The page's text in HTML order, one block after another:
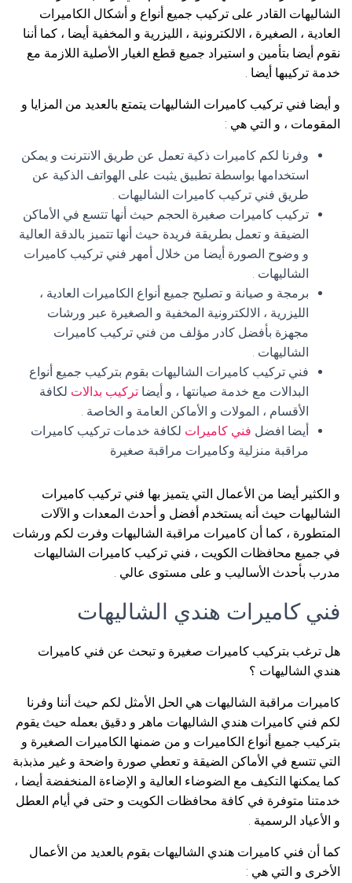
الشاليهات القادر على تركيب جميع أنواع و أشكال الكاميرات
العادية ، الصغيرة ، الالكترونية ، الليزرية و المخفية أيضا ، كما أننا
نقوم أيضا بتأمين و استيراد جميع قطع الغيار الأصلية اللازمة مع
خدمة تركيبها أيضا .
و أيضا فني تركيب كاميرات الشاليهات يتمتع بالعديد من المزايا و
المقومات ، و التي هي :
وفرنا لكم كاميرات ذكية تعمل عن طريق الانترنت و يمكن
استخدامها بواسطة تطبيق يثبت على الهواتف الذكية عن
طريق فني تركيب كاميرات الشاليهات .
تركيب كاميرات صغيرة الحجم حيث أنها تتسع في الأماكن
الضيقة و تعمل بطريقة فريدة حيث أنها تتميز بالدقة العالية
و وضوح الصورة أيضا من خلال أمهر فني تركيب كاميرات
الشاليهات .
برمجة و صيانة و تصليح جميع أنواع الكاميرات العادية ،
الليزرية ، الالكترونية المخفية و الصغيرة عبر ورشات
مجهزة بأفضل كادر مؤلف من فني تركيب كاميرات
الشاليهات .
فني تركيب كاميرات الشاليهات بقوم بتركيب جميع أنواع
البدالات مع خدمة صيانتها ، و أيضا تركيب بدالات لكافة
الأقسام ، المولات و الأماكن العامة و الخاصة .
أيضا افضل فني كاميرات لكافة خدمات تركيب كاميرات
مراقبة منزلية وكاميرات مراقبة صغيرة
و الكثير أيضا من الأعمال التي يتميز بها فني تركيب كاميرات
الشاليهات حيث أنه يستخدم أفضل و أحدث المعدات و الآلات
المتطورة ، كما أن كاميرات مراقبة الشاليهات وفرت لكم ورشات
في جميع محافظات الكويت ، فني تركيب كاميرات الشاليهات
مدرب بأحدث الأساليب و على مستوى عالي .
فني كاميرات هندي الشاليهات
هل ترغب بتركيب كاميرات صغيرة و تبحث عن فني كاميرات
هندي الشاليهات ؟
كاميرات مراقبة الشاليهات هي الحل الأمثل لكم حيث أننا وفرنا
لكم فني كاميرات هندي الشاليهات ماهر و دقيق بعمله حيث يقوم
بتركيب جميع أنواع الكاميرات و من ضمنها الكاميرات الصغيرة و
التي تتسع في الأماكن الضيقة و تعطي صورة واضحة و غير مذبذبة
كما يمكنها التكيف مع الضوضاء العالية و الإضاءة المنخفضة أيضا ،
خدمتنا متوفرة في كافة محافظات الكويت و حتى في أيام العطل
و الأعياد الرسمية .
كما أن فني كاميرات هندي الشاليهات بقوم بالعديد من الأعمال
الأخرى و التي هي :